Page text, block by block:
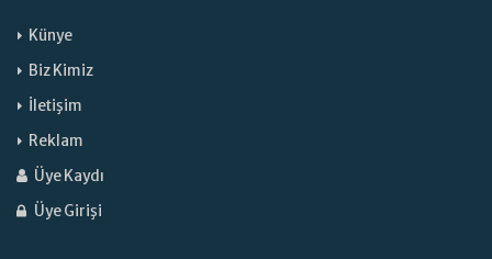
Künye
Biz Kimiz
İletişim
Reklam
Üye Kaydı
Üye Girişi